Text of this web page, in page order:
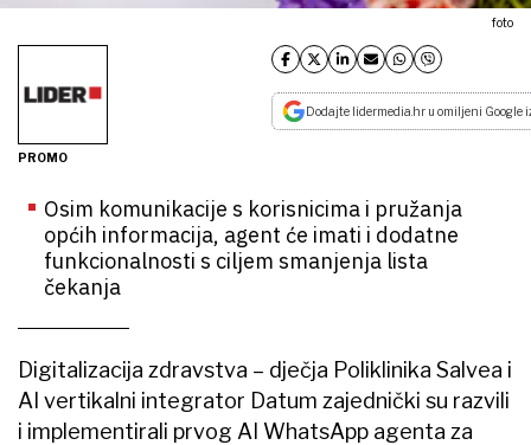
foto
PROMO
Dodajte lidermedia.hr u omiljeni Google
Osim komunikacije s korisnicima i pružanja
općih informacija, agent će imati i dodatne
funkcionalnosti s ciljem smanjenja lista
čekanja
Digitalizacija zdravstva – dječja Poliklinika Salvea i
AI vertikalni integrator Datum zajednički su razvili
i implementirali prvog AI WhatsApp agenta za